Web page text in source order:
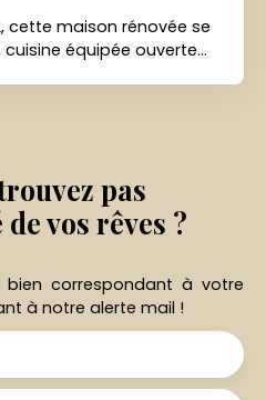
cette maison rénovée se
équipée ouverte
pas
vos rêves ?
bien correspondant à votre
à notre alerte mail !